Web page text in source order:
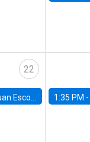
22
Universidad de Chile 1:35 PM -